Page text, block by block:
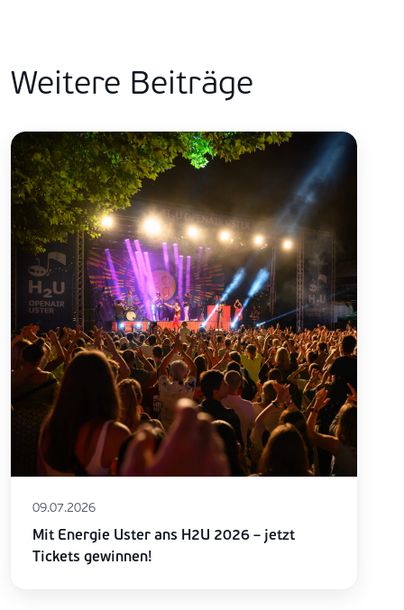
Weitere Beiträge
09.07.2026
Mit Energie Uster ans H2U 2026 – jetzt
Tickets gewinnen!